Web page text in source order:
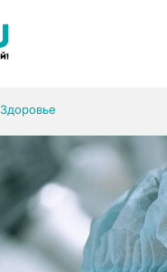
Здоровье